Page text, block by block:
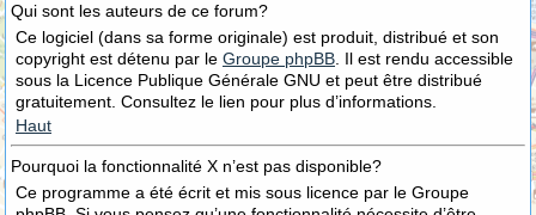
Qui sont les auteurs de ce forum?
Ce logiciel (dans sa forme originale) est produit, distribué et son
copyright est détenu par le Groupe phpBB . Il est rendu accessible
sous la Licence Publique Générale GNU et peut être distribué
gratuitement. Consultez le lien pour plus d’informations.
Haut
Pourquoi la fonctionnalité X n’est pas disponible?
Ce programme a été écrit et mis sous licence par le Groupe